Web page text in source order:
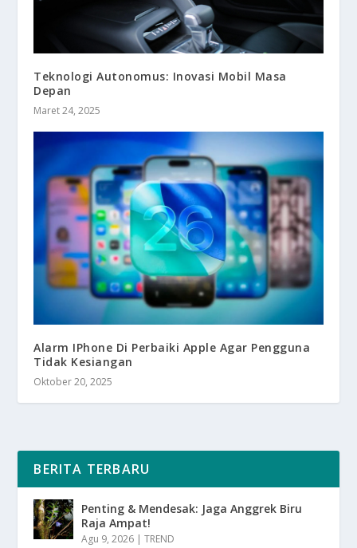
Teknologi Autonomus: Inovasi Mobil Masa
Depan
Maret 24, 2025
Alarm IPhone Di Perbaiki Apple Agar Pengguna
Tidak Kesiangan
Oktober 20, 2025
BERITA TERBARU
Penting & Mendesak: Jaga Anggrek Biru
Raja Ampat!
Agu 9, 2026 |TREND